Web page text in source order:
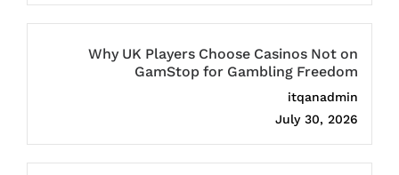
Why UK Players Choose Casinos Not on
GamStop for Gambling Freedom
itqanadmin
July 30, 2026